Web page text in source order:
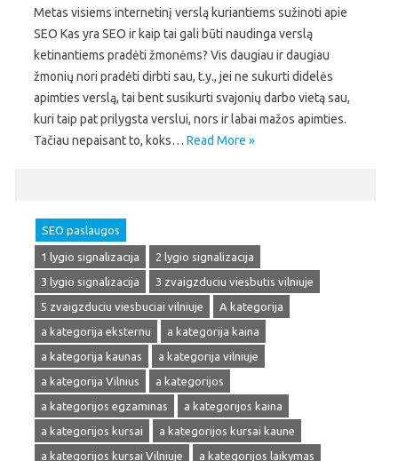
Metas visiems internetinį verslą kuriantiems sužinoti apie
SEO Kas yra SEO ir kaip tai gali būti naudinga verslą
ketinantiems pradėti žmonėms? Vis daugiau ir daugiau
žmonių nori pradėti dirbti sau, t.y., jei ne sukurti didelės
apimties verslą, tai bent susikurti svajonių darbo vietą sau,
kuri taip pat prilygsta verslui, nors ir labai mažos apimties.
Tačiau nepaisant to, koks… Read More »
SEO paslaugos
1 lygio signalizacija
2 lygio signalizacija
3 lygio signalizacija
3 zvaigzduciu viesbutis vilniuje
5 zvaigzduciu viesbuciai vilniuje
A kategorija
a kategorija eksternu
a kategorija kaina
a kategorija kaunas
a kategorija vilniuje
a kategorija Vilnius
a kategorijos
a kategorijos egzaminas
a kategorijos kaina
a kategorijos kursai
a kategorijos kursai kaune
a kategorijos kursai Vilniuje
a kategorijos laikymas